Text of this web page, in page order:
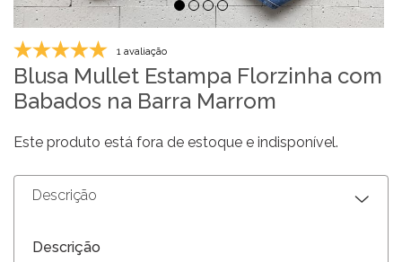
1 avaliação
Blusa Mullet Estampa Florzinha com
Babados na Barra Marrom
Este produto está fora de estoque e indisponível.
Descrição
Descrição